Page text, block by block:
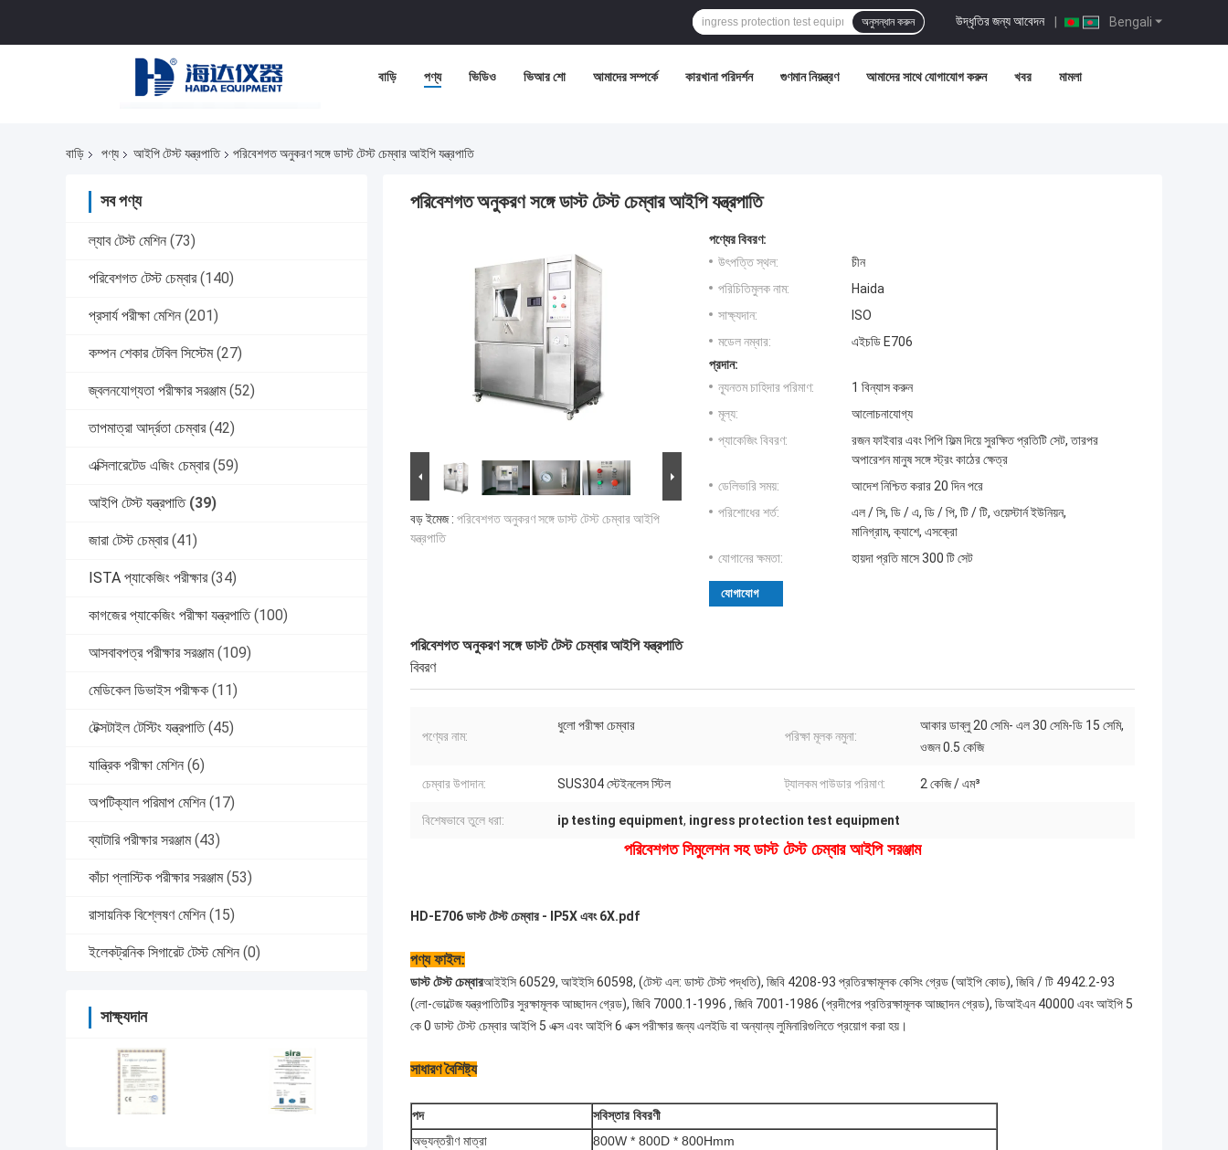
Bengali
উদ্ধৃতির জন্য আবেদন |
অনুসন্ধান করুন
বাড়ি পণ্য ভিডিও ভিআর শো আমাদের সম্পর্কে কারখানা পরিদর্শন গুণমান নিয়ন্ত্রণ আমাদের সাথে যোগাযোগ করুন খবর মামলা
বাড়ি পণ্য আইপি টেস্ট যন্ত্রপাতি পরিবেশগত অনুকরণ সঙ্গে ডাস্ট টেস্ট চেম্বার আইপি যন্ত্রপাতি
সব পণ্য
ল্যাব টেস্ট মেশিন (73)
পরিবেশগত টেস্ট চেম্বার (140)
প্রসার্য পরীক্ষা মেশিন (201)
কম্পন শেকার টেবিল সিস্টেম (27)
জ্বলনযোগ্যতা পরীক্ষার সরঞ্জাম (52)
তাপমাত্রা আর্দ্রতা চেম্বার (42)
এক্সিলারেটেড এজিং চেম্বার (59)
আইপি টেস্ট যন্ত্রপাতি (39)
জারা টেস্ট চেম্বার (41)
ISTA প্যাকেজিং পরীক্ষার (34)
কাগজের প্যাকেজিং পরীক্ষা যন্ত্রপাতি (100)
আসবাবপত্র পরীক্ষার সরঞ্জাম (109)
মেডিকেল ডিভাইস পরীক্ষক (11)
টেক্সটাইল টেস্টিং যন্ত্রপাতি (45)
যান্ত্রিক পরীক্ষা মেশিন (6)
অপটিক্যাল পরিমাপ মেশিন (17)
ব্যাটারি পরীক্ষার সরঞ্জাম (43)
কাঁচা প্লাস্টিক পরীক্ষার সরঞ্জাম (53)
রাসায়নিক বিশ্লেষণ মেশিন (15)
ইলেকট্রনিক সিগারেট টেস্ট মেশিন (0)
সাক্ষ্যদান
পরিবেশগত অনুকরণ সঙ্গে ডাস্ট টেস্ট চেম্বার আইপি যন্ত্রপাতি
বড় ইমেজ : পরিবেশগত অনুকরণ সঙ্গে ডাস্ট টেস্ট চেম্বার আইপি
যন্ত্রপাতি
পণ্যের বিবরণ:
উৎপত্তি স্থল:
চীন
পরিচিতিমুলক নাম:
Haida
সাক্ষ্যদান:
ISO
মডেল নম্বার:
এইচডি E706
প্রদান:
ন্যূনতম চাহিদার পরিমাণ:
1 বিন্যাস করুন
মূল্য:
আলোচনাযোগ্য
প্যাকেজিং বিবরণ:
রজন ফাইবার এবং পিপি ফিল্ম দিয়ে সুরক্ষিত প্রতিটি সেট, তারপর
অপারেশন মানুষ সঙ্গে স্ট্রং কাঠের ক্ষেত্র
ডেলিভারি সময়:
আদেশ নিশ্চিত করার 20 দিন পরে
পরিশোধের শর্ত:
এল / সি, ডি / এ, ডি / পি, টি / টি, ওয়েস্টার্ন ইউনিয়ন,
মানিগ্রাম, ক্যাশে, এসক্রো
যোগানের ক্ষমতা:
হায়দা প্রতি মাসে 300 টি সেট
যোগাযোগ
পরিবেশগত অনুকরণ সঙ্গে ডাস্ট টেস্ট চেম্বার আইপি যন্ত্রপাতি
বিবরণ
পণ্যের নাম:
ধুলো পরীক্ষা চেম্বার
পরিক্ষা মূলক নমুনা:
আকার ডাব্লু 20 সেমি- এল 30 সেমি-ডি 15 সেমি,
ওজন 0.5 কেজি
চেম্বার উপাদান: SUS304 স্টেইনলেস স্টিল ট্যালকম পাউডার পরিমাণ: 2 কেজি / এম³
বিশেষভাবে তুলে ধরা: ip testing equipment, ingress protection test equipment
পরিবেশগত সিমুলেশন সহ ডাস্ট টেস্ট চেম্বার আইপি সরঞ্জাম
HD-E706 ডাস্ট টেস্ট চেম্বার - IP5X এবং 6X.pdf
পণ্য ফাইল:
ডাস্ট টেস্ট চেম্বারআইইসি 60529, আইইসি 60598, (টেস্ট এল: ডাস্ট টেস্ট পদ্ধতি), জিবি 4208-93 প্রতিরক্ষামূলক কেসিং গ্রেড (আইপি কোড), জিবি / টি 4942.2-93
(লো-ভোল্টেজ যন্ত্রপাতিটির সুরক্ষামূলক আচ্ছাদন গ্রেড), জিবি 7000.1-1996 , জিবি 7001-1986 (প্রদীপের প্রতিরক্ষামূলক আচ্ছাদন গ্রেড), ডিআইএন 40000 এবং আইপি 5
কে 0 ডাস্ট টেস্ট চেম্বার আইপি 5 এক্স এবং আইপি 6 এক্স পরীক্ষার জন্য এলইডি বা অন্যান্য লুমিনারিগুলিতে প্রয়োগ করা হয়।
সাধারণ বৈশিষ্ট্য
পদ
সবিস্তার বিবরণী
অভ্যন্তরীণ মাত্রা
800W * 800D * 800Hmm